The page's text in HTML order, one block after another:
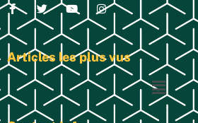
Articles les plus vus